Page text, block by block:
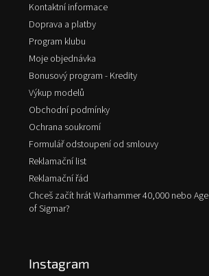
Kontaktní informace
Doprava a platby
Program klubu
Moje objednávka
Bonusový program - Kredity
Výkup modelů
Obchodní podmínky
Ochrana soukromí
Formulář odstoupení od smlouvy
Reklamační list
Reklamační řád
Chceš začít hrát Warhammer 40,000 nebo Age
of Sigmar?
Instagram